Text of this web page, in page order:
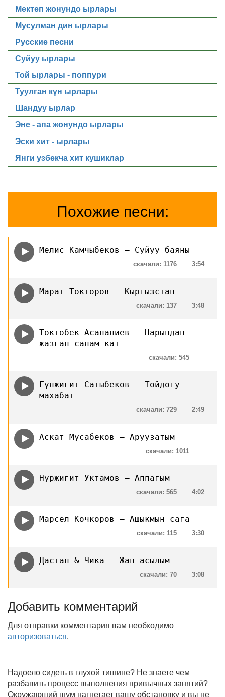
Мектеп жонундо ырлары
Мусулман дин ырлары
Русские песни
Суйуу ырлары
Той ырлары - поппури
Туулган күн ырлары
Шандуу ырлар
Эне - апа жонундо ырлары
Эски хит - ырлары
Янги узбекча хит кушиклар
Похожие песни:
Мелис Камчыбеков — Суйуу баяны
3:54
скачали: 1176
Марат Токторов — Кыргызстан
3:48
скачали: 137
Токтобек Асаналиев — Нарындан
жазган салам кат
скачали: 545
Гүлжигит Сатыбеков — Тойдогу
махабат
2:49
скачали: 729
Аскат Мусабеков — Аруузатым
скачали: 1011
Нуржигит Уктамов — Аппагым
4:02
скачали: 565
Марсел Кочкоров — Ашыкмын сага
3:30
скачали: 115
Дастан & Чика — Жан асылым
3:08
скачали: 70
Добавить комментарий
Для отправки комментария вам необходимо
авторизоваться.
Надоело сидеть в глухой тишине? Не знаете чем
разбавить процесс выполнения привычных занятий?
Окружающий шум нагнетает вашу обстановку и вы не